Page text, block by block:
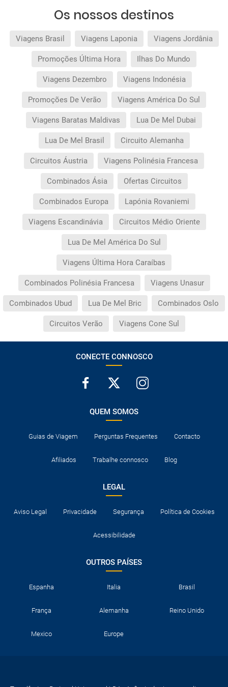
Os nossos destinos
Viagens Brasil Viagens Laponia Viagens Jordânia
Promoções Última Hora Ilhas Do Mundo
Viagens Dezembro Viagens Indonésia
Promoções De Verão Viagens América Do Sul
Viagens Baratas Maldivas Lua De Mel Dubai
Lua De Mel Brasil Circuito Alemanha
Circuitos Áustria Viagens Polinésia Francesa
Combinados Ásia Ofertas Circuitos
Combinados Europa Lapónia Rovaniemi
Viagens Escandinávia Circuitos Médio Oriente
Lua De Mel América Do Sul
Viagens Última Hora Caraíbas
Combinados Polinésia Francesa Viagens Unasur
Combinados Ubud Lua De Mel Bric Combinados Oslo
Circuitos Verão Viagens Cone Sul
CONECTE CONNOSCO
QUEM SOMOS
Guias de Viagem Perguntas Frequentes Contacto
Afiliados Trabalhe connosco Blog
LEGAL
Aviso Legal Privacidade Segurança Política de Cookies
Acessibilidade
OUTROS PAÍSES
Espanha Italia Brasil
França Alemanha Reino Unido
Mexico Europe